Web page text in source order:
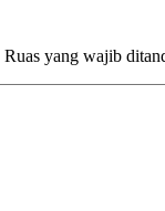
Ruas yang wajib